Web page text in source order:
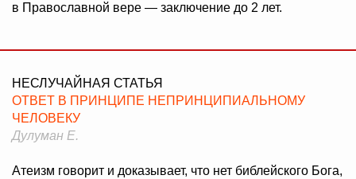
в Православной вере — заключение до 2 лет.
НЕСЛУЧАЙНАЯ СТАТЬЯ
ОТВЕТ В ПРИНЦИПЕ НЕПРИНЦИПИАЛЬНОМУ
ЧЕЛОВЕКУ
Дулуман Е.
Атеизм говорит и доказывает, что нет библейского Бога,